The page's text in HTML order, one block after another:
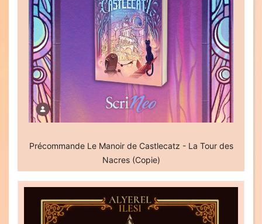
Précommande Le Manoir de Castlecatz - La Tour des
Nacres (Copie)